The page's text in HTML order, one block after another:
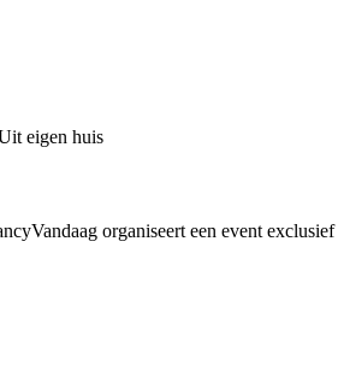
eigen huis
organiseert een event exclusief